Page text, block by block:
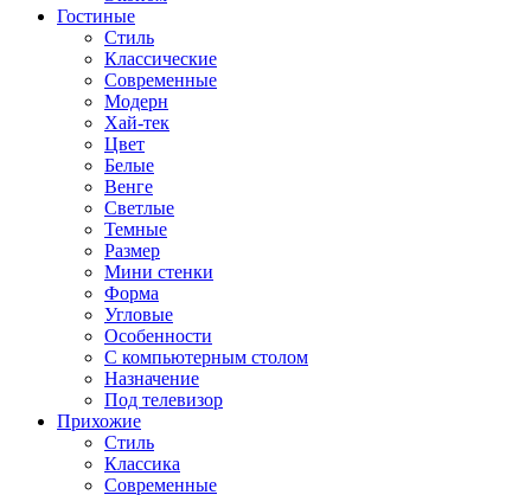
Гостиные
Стиль
Классические
Современные
Модерн
Хай-тек
Цвет
Белые
Венге
Светлые
Темные
Размер
Мини стенки
Форма
Угловые
Особенности
С компьютерным столом
Назначение
Под телевизор
Прихожие
Стиль
Классика
Современные